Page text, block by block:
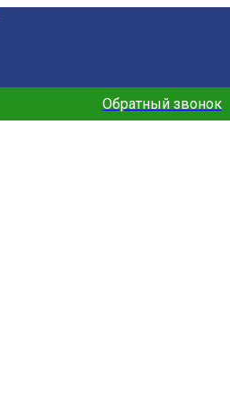
Обратный звонок